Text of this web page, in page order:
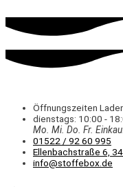
Öffnungszeiten
dienstags: 10:00 -
Mo. Mi. Do. Fr.
01522 / 92 60 995
Ellenbachstraße 6,
info@stoffebox.de